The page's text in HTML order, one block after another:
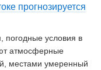
прогнозируется
погодные условия в
атмосферные
местами умеренный